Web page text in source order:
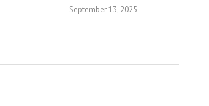
September 13, 2025